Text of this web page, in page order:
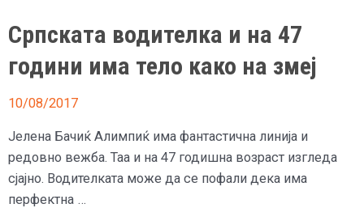
Српската водителка и на 47
години има тело како на змеј
10/08/2017
Јелена Бачиќ Алимпиќ има фантастична линија и
редовно вежба. Таа и на 47 годишна возраст изгледа
сјајно. Водителката може да се пофали дека има
перфектна …